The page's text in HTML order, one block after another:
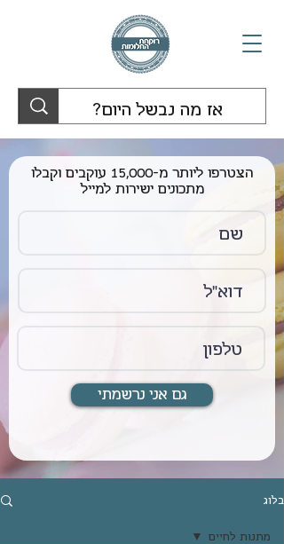
הצטרפו ליותר מ-15,000 עוקבים וקבלו
מתכונים ישירות למייל
גם אני נרשמתי
בלוג
מתנות לחיים